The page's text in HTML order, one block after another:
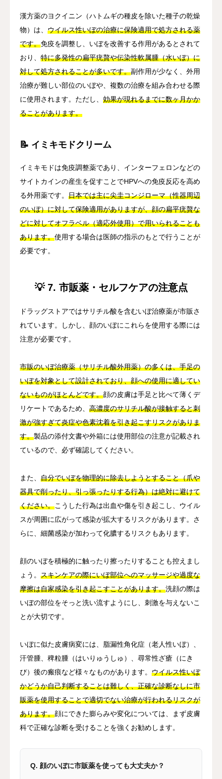
漢方薬のヨクイニン（ハトムギの種皮を除いた種子の乾燥
物）は、 ウイルス性いぼの治療に保険適用で処方される薬
です。免疫を調整し、いぼを改善する作用があるとされて
おり、 特に多発性の扁平疣贅や伝染性軟属腫（水いぼ）に
対して処方されることが多いです。副作用が少なく、外用
治療が難しい部位のいぼや、複数の治療を組み合わせる際
に使用されます。ただし、 効果が現れるまでに数ヶ月かか
ることがあります。
📝 イミキモドクリーム
イミキモドは免疫調整薬であり、インターフェロンなどの
サイトカインの産生を促すことでHPVへの免疫反応を高め
る外用薬です。 日本では主に尖圭コンジローマ（性器周辺
のいぼ）に対して保険適用がありますが、顔の扁平疣贅な
どに対してオフラベル（適応外使用）で用いられることも
あります。使用する場合は医師の指示のもとで行うことが
必要です。
💡 7. 市販薬・セルフケアの注意点
ドラッグストアではサリチル酸を含むいぼ治療薬が市販さ
れています。しかし、顔のいぼにこれらを使用する際には
注意が必要です。
市販のいぼ治療薬（サリチル酸外用薬）の多くは、手足の
いぼを対象として設計されており、顔への使用に適してい
ないものがほとんどです。顔の皮膚は手足と比べて薄くデ
リケートであるため、 高濃度のサリチル酸が接触すると刺
激が強すぎて炎症や色素沈着を引き起こすリスクがありま
す。製品の添付文書や外箱には使用部位の注意が記載され
ているので、必ず確認してください。
また、 自分でいぼを物理的に除去しようとすること（爪や
器具で削ったり、引っ張ったりする行為）は絶対に避けて
ください。こうした行為は出血や傷を引き起こし、ウイル
スが周囲に広がって感染が拡大するリスクがあります。さ
らに、細菌感染が加わって化膿するリスクもあります。
顔のいぼを積極的に触ったり擦ったりすることも控えまし
ょう。 スキンケアの際にいぼ部位へのマッサージや過度な
摩擦は自家感染を引き起こすことがあります。洗顔の際は
いぼの部位をそっと洗い流すようにし、刺激を与えないこ
とが大切です。
いぼに似た皮膚病変には、脂漏性角化症（老人性いぼ）、
汗管腫、稗粒腫（はいりゅうしゅ）、尋常性ざ瘡（にき
び）後の瘢痕など様々なものがあります。 ウイルス性いぼ
かどうか自己判断することは難しく、正確な診断なしに市
販薬を使用することで適切でない治療が行われるリスクが
あります。顔にできた膨らみや変化については、まず皮膚
科で正確な診断を受けることを強くお勧めします。
Q. 顔のいぼに市販薬を使っても大丈夫か？